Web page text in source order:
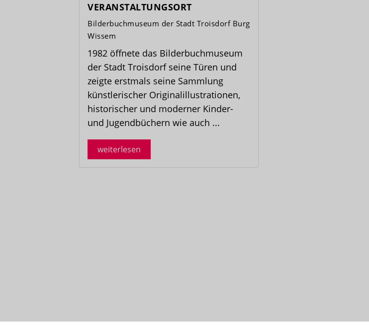
VERANSTALTUNGSORT
Bilderbuchmuseum der Stadt Troisdorf Burg
Wissem
1982 öffnete das Bilderbuchmuseum
der Stadt Troisdorf seine Türen und
zeigte erstmals seine Sammlung
künstlerischer Originalillustrationen,
historischer und moderner Kinder-
und Jugendbüchern wie auch ...
weiterlesen